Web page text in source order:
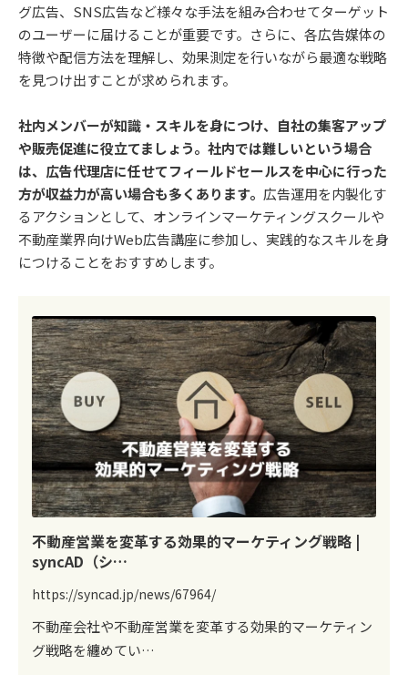
グ広告、SNS広告など様々な手法を組み合わせてターゲット
のユーザーに届けることが重要です。さらに、各広告媒体の
特徴や配信方法を理解し、効果測定を行いながら最適な戦略
を見つけ出すことが求められます。
社内メンバーが知識・スキルを身につけ、自社の集客アップ
や販売促進に役立てましょう。社内では難しいという場合
は、広告代理店に任せてフィールドセールスを中心に行った
方が収益力が高い場合も多くあります。 広告運用を内製化す
るアクションとして、オンラインマーケティングスクールや
不動産業界向けWeb広告講座に参加し、実践的なスキルを身
につけることをおすすめします。
不動産営業を変革する効果的マーケティング戦略 |
syncAD（シ…
https://syncad.jp/news/67964/
不動産会社や不動産営業を変革する効果的マーケティン
グ戦略を纏めてい…